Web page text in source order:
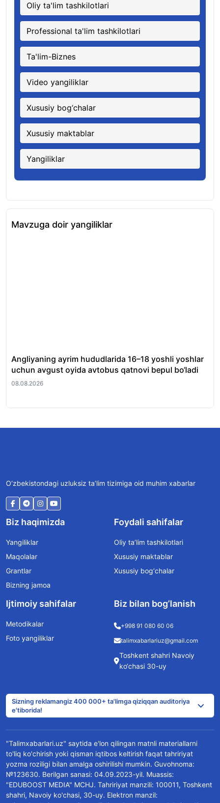
Oliy ta'lim tashkilotlari
Professional ta'lim tashkilotlari
Ta'lim-Biznes
Video yangiliklar
Xususiy bog‘chalar
Xususiy maktablar
Yangiliklar
Mavzuga doir yangiliklar
Angliyaning ayrim hududlarida 16–18 yoshli yoshlar
uchun avgust oyida avtobus qatnovi bepul bo‘ladi
08.08.2026
O‘zbekistondagi uzluksiz ta’lim tizimiga oid muhim xabarlar
Biz haqimizda
Yangiliklar
Maqolalar
Grantlar
Bizning jamoa
Foydali sahifalar
Oliy ta’lim tashkilotlari
Xususiy maktablar
Xususiy bog‘chalar
Ijtimoiy sahifalar
Metodikalar
Foto yangiliklar
Biz bilan bog’lanish
+998 91 080 60 06
talimxabarlariuz@gmail.com
Toshkent shahri Navoiy
ko‘chasi 30-uy
Sizning reklamangiz 400 000+ ta'limga qiziqqan auditoriya
e'tiborida!
"Talimxabarlari.uz" saytida e'lon qilingan matnli materiallarni
to'liq ko'chirish yoki qisman iqtibos keltirish faqat tahririyat
yozma roziligi bilan amalga oshirilishi mumkin. Guvohnoma:
№123630. Berilgan sanasi: 04.09.2023-yil. Muassis:
"EDUBOOST MEDIA" MCHJ. Tahririyat manzili: 100011, Toshkent
shahri, Navoiy ko'chasi, 30-uy. Elektron manzil: